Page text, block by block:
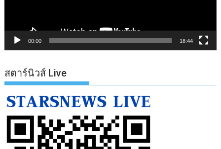
00:00 18:44
สตาร์นิวส์ Live